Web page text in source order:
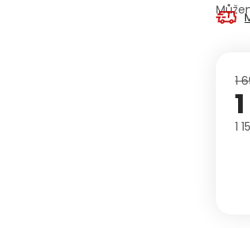
1
1